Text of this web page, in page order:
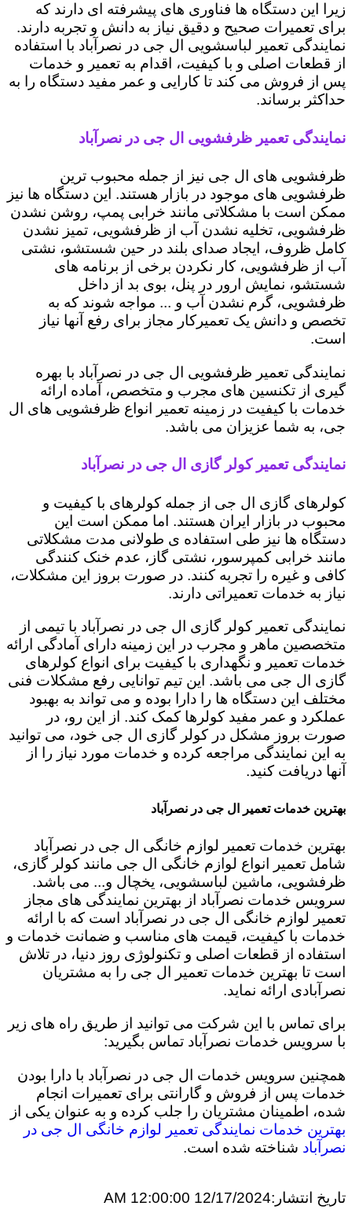
زیرا این دستگاه ها فناوری های پیشرفته ای دارند که
برای تعمیرات صحیح و دقیق نیاز به دانش و تجربه دارند.
نمایندگی تعمیر لباسشویی ال جی در نصرآباد با استفاده
از قطعات اصلی و با کیفیت، اقدام به تعمیر و خدمات
پس از فروش می کند تا کارایی و عمر مفید دستگاه را به
حداکثر برساند.
نمایندگی تعمیر ظرفشویی ال جی در نصرآباد
ظرفشویی های ال جی نیز از جمله محبوب ترین
ظرفشویی های موجود در بازار هستند. این دستگاه ها نیز
ممکن است با مشکلاتی مانند خرابی پمپ، روشن نشدن
ظرفشویی، تخلیه نشدن آب از ظرفشویی، تمیز نشدن
کامل ظروف، ایجاد صدای بلند در حین شستشو، نشتی
آب از ظرفشویی، کار نکردن برخی از برنامه های
شستشو، نمایش ارور در پنل، بوی بد از داخل
ظرفشویی، گرم نشدن آب و ... مواجه شوند که به
تخصص و دانش یک تعمیرکار مجاز برای رفع آنها نیاز
است.
نمایندگی تعمیر ظرفشویی ال جی در نصرآباد با بهره
گیری از تکنسین های مجرب و متخصص، آماده ارائه
خدمات با کیفیت در زمینه تعمیر انواع ظرفشویی های ال
جی، به شما عزیزان می باشد.
نمایندگی تعمیر کولر گازی ال جی در نصرآباد
کولرهای گازی ال جی از جمله کولرهای با کیفیت و
محبوب در بازار ایران هستند. اما ممکن است این
دستگاه ها نیز طی استفاده ی طولانی مدت مشکلاتی
مانند خرابی کمپرسور، نشتی گاز، عدم خنک کنندگی
کافی و غیره را تجربه کنند. در صورت بروز این مشکلات،
نیاز به خدمات تعمیراتی دارند.
نمایندگی تعمیر کولر گازی ال جی در نصرآباد با تیمی از
متخصصین ماهر و مجرب در این زمینه دارای آمادگی ارائه
خدمات تعمیر و نگهداری با کیفیت برای انواع کولرهای
گازی ال جی می باشد. این تیم توانایی رفع مشکلات فنی
مختلف این دستگاه ها را دارا بوده و می تواند به بهبود
عملکرد و عمر مفید کولرها کمک کند. از این رو، در
صورت بروز مشکل در کولر گازی ال جی خود، می توانید
به این نمایندگی مراجعه کرده و خدمات مورد نیاز را از
آنها دریافت کنید.
بهترین خدمات تعمیر ال جی در نصرآباد
بهترین خدمات تعمیر لوازم خانگی ال جی در نصرآباد
شامل تعمیر انواع لوازم خانگی ال جی مانند کولر گازی،
ظرفشویی، ماشین لباسشویی، یخچال و... می باشد.
سرویس خدمات نصرآباد از بهترین نمایندگی های مجاز
تعمیر لوازم خانگی ال جی در نصرآباد است که با ارائه
خدمات با کیفیت، قیمت های مناسب و ضمانت خدمات و
استفاده از قطعات اصلی و تکنولوژی روز دنیا، در تلاش
است تا بهترین خدمات تعمیر ال جی را به مشتریان
نصرآبادی ارائه نماید.
برای تماس با این شرکت می توانید از طریق راه های زیر
با سرویس خدمات نصرآباد تماس بگیرید:
همچنین سرویس خدمات ال جی در نصرآباد با دارا بودن
خدمات پس از فروش و گارانتی برای تعمیرات انجام
شده، اطمینان مشتریان را جلب کرده و به عنوان یکی از
بهترین خدمات نمایندگی تعمیر لوازم خانگی ال جی در
نصرآباد شناخته شده است.
تاریخ انتشار:12/17/2024 12:00:00 AM